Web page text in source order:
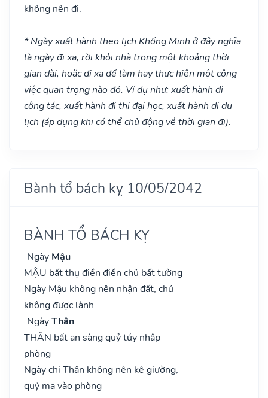
không nên đi.
* Ngày xuất hành theo lịch Khổng Minh ở đây nghĩa
là ngày đi xa, rời khỏi nhà trong một khoảng thời
gian dài, hoặc đi xa để làm hay thực hiện một công
việc quan trọng nào đó. Ví dụ như: xuất hành đi
công tác, xuất hành đi thi đại học, xuất hành di du
lịch (áp dụng khi có thể chủ động về thời gian đi).
Bành tổ bách kỵ 10/05/2042
BÀNH TỔ BÁCH KỴ
Ngày Mậu
MẬU bất thụ điền điền chủ bất tường
Ngày Mậu không nên nhận đất, chủ
không được lành
NgàyThân
THÂN bất an sàng quỷ túy nhập
phòng
Ngày chi Thân không nên kê giường,
quỷ ma vào phòng